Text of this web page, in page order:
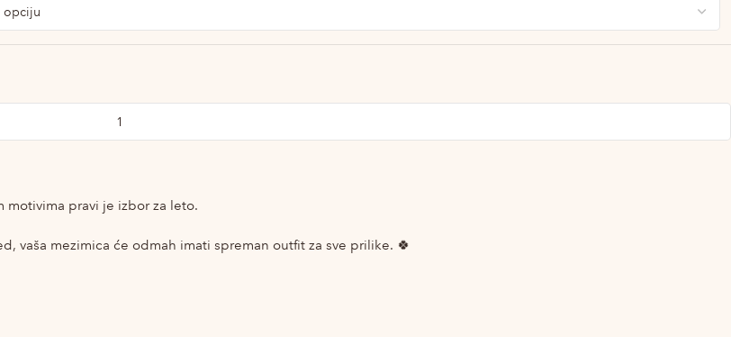
motivima pravi je izbor za leto.
vaša mezimica će odmah imati spreman outfit za sve prilike. 🍀